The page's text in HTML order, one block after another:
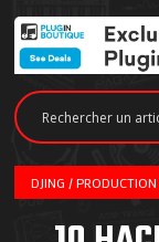
DJING / PRODUCTION